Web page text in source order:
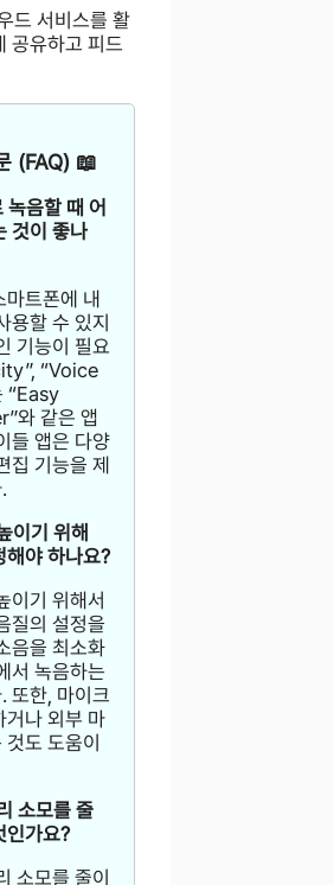
드 서비스를 활
공유하고 피드
(FAQ) 📖
녹음할 때 어
것이 좋나
트폰에 내
용할 수 있지
기능이 필요
“Voice
“Easy
와 같은 앱
들 앱은 다양
집 기능을 제
이기 위해
해야 하나요?
이기 위해서
질의 설정을
음을 최소화
서 녹음하는
또한, 마이크
거나 외부 마
도 도움이
소모를 줄
인가요?
소모를 줄이